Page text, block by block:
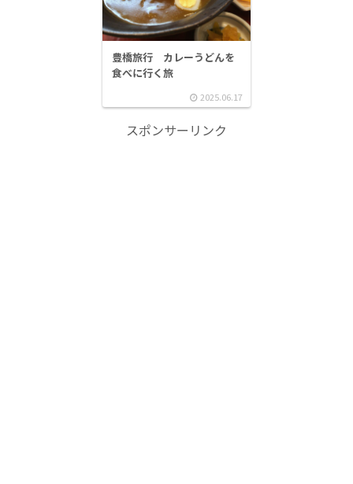
豊橋旅行 カレーうどんを
食べに行く旅
2025.06.17
スポンサーリンク